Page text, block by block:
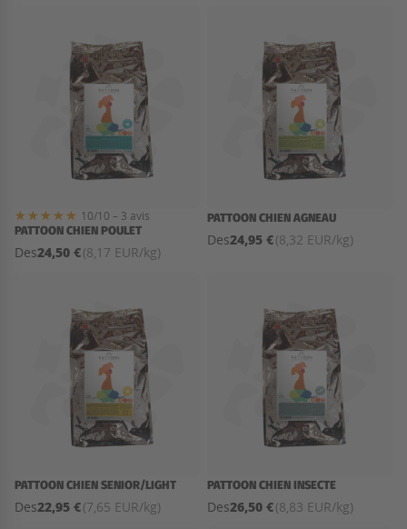
10/10 – 3 avis
PATTOON CHIEN POULET
Des24,50 €(8,17 EUR/kg)
PATTOON CHIEN AGNEAU
Des24,95 €(8,32 EUR/kg)
PATTOON CHIEN SENIOR/LIGHT
Des22,95 €(7,65 EUR/kg)
PATTOON CHIEN INSECTE
Des26,50 €(8,83 EUR/kg)